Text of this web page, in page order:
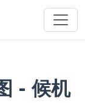
- 候机